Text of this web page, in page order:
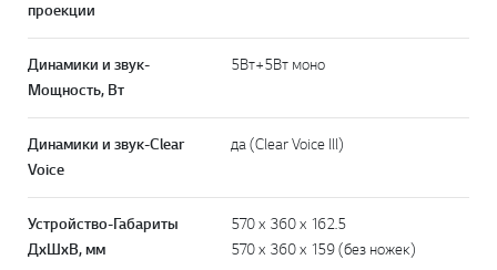
проекции
Динамики и звук-
Мощность, Вт
5Вт+5Вт моно
Динамики и звук-Clear
Voice
да (Clear Voice lll)
Устройство-Габариты
ДхШхВ, мм
570 x 360 x 162.5
570 x 360 x 159 (без ножек)